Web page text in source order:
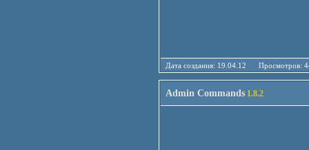
Дата создания: 19.04.12
Admin Commands 1.8.2